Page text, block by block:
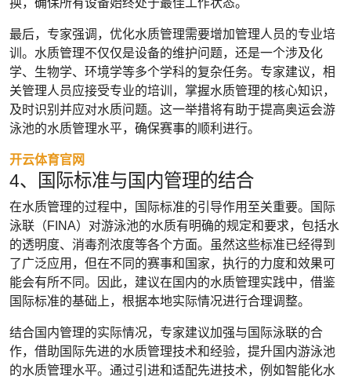
换，确保所有设备始终处于最佳工作状态。
最后，专家强调，优化水质管理需要增加管理人员的专业培
训。水质管理不仅仅是设备的维护问题，还是一个涉及化
学、生物学、环境学等多个学科的复杂任务。专家建议，相
关管理人员应接受专业的培训，掌握水质管理的核心知识，
及时识别并应对水质问题。这一举措将有助于提高奥运会游
泳池的水质管理水平，确保赛事的顺利进行。
开云体育官网
4、国际标准与国内管理的结合
在水质管理的过程中，国际标准的引导作用至关重要。国际
泳联（FINA）对游泳池的水质有明确的规定和要求，包括水
的透明度、消毒剂浓度等各个方面。虽然这些标准已经得到
了广泛应用，但在不同的赛事和国家，执行的力度和效果可
能会有所不同。因此，建议在国内的水质管理实践中，借鉴
国际标准的基础上，根据本地实际情况进行合理调整。
结合国内管理的实际情况，专家建议加强与国际泳联的合
作，借助国际先进的水质管理技术和经验，提升国内游泳池
的水质管理水平。通过引进和适配先进技术，例如智能化水